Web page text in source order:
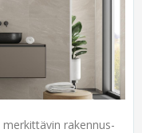
rakennus-